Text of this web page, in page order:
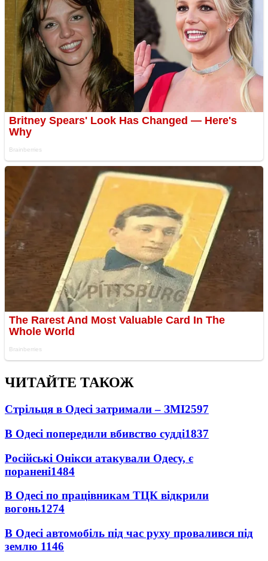
ЧИТАЙТЕ ТАКОЖ
Стрільця в Одесі затримали – ЗМІ2597
В Одесі попередили вбивство судді1837
Російські Онікси атакували Одесу, є
поранені1484
В Одесі по працівникам ТЦК відкрили
вогонь1274
В Одесі автомобіль під час руху провалився під
землю 1146